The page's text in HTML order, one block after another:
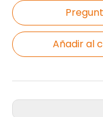
Añadir al